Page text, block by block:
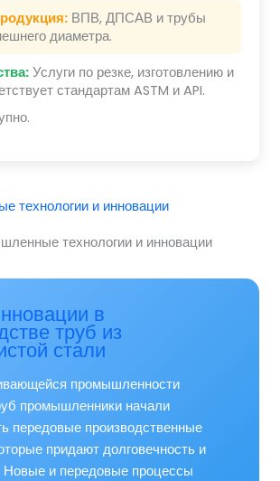
ВПВ, ДПСАВ и трубы
диаметра.
Услуги по резке, изготовлению и
стандартам ASTM и API.
технологии и инновации
в
труб из
стали
промышленности
промышленники начали
передовые производственные
придают долговечность и
Новые и передовые процессы